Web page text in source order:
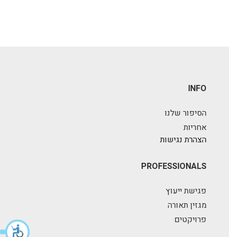
INFO
הסיפור שלנו
אחריות
הצהרת נגישות
PROFESSIONALS
פגישת ייעוץ
מגזין תאורה
פרויקטים